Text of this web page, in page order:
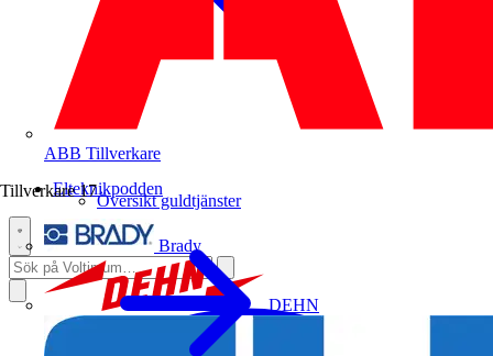
ABB Tillverkare
Tillverkare 17
Brady
DEHN
Översikt guldtjänster
Elteknikpodden